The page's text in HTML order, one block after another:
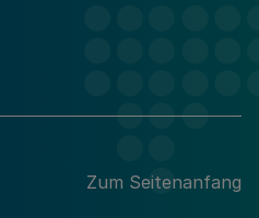
Zum Seitenanfang